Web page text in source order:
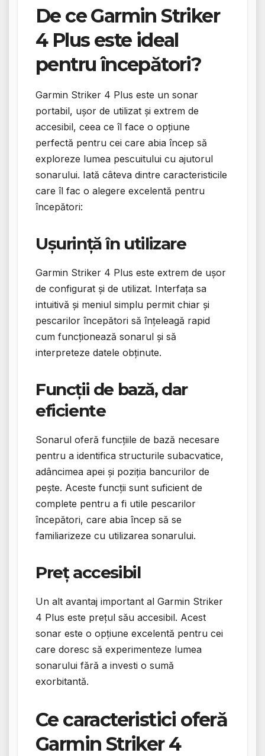
De ce Garmin Striker
4 Plus este ideal
pentru începători?
Garmin Striker 4 Plus este un sonar
portabil, ușor de utilizat și extrem de
accesibil, ceea ce îl face o opțiune
perfectă pentru cei care abia încep să
exploreze lumea pescuitului cu ajutorul
sonarului. Iată câteva dintre caracteristicile
care îl fac o alegere excelentă pentru
începători:
Ușurință în utilizare
Garmin Striker 4 Plus este extrem de ușor
de configurat și de utilizat. Interfața sa
intuitivă și meniul simplu permit chiar și
pescarilor începători să înțeleagă rapid
cum funcționează sonarul și să
interpreteze datele obținute.
Funcții de bază, dar
eficiente
Sonarul oferă funcțiile de bază necesare
pentru a identifica structurile subacvatice,
adâncimea apei și poziția bancurilor de
pește. Aceste funcții sunt suficient de
complete pentru a fi utile pescarilor
începători, care abia încep să se
familiarizeze cu utilizarea sonarului.
Preț accesibil
Un alt avantaj important al Garmin Striker
4 Plus este prețul său accesibil. Acest
sonar este o opțiune excelentă pentru cei
care doresc să experimenteze lumea
sonarului fără a investi o sumă
exorbitantă.
Ce caracteristici oferă
Garmin Striker 4